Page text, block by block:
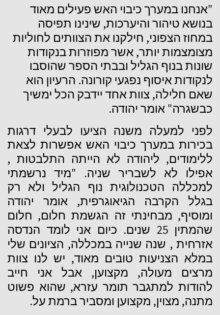
"אנחנו במערך כיבוי האש פעילים מאוד
בנושא טיהור והיערכות, שינינו תפיסה
במחוז הצפוני, חילקנו את הצוותים לחוליות
מצומצמות יותר, אשר מפוזרותבנקודות
שונותבנוף הגליל ובבתי הספר שהוסבו
לנקודות איסוף נפגעי קורונה. הרעיון הוא
שאם חלילה, צוות אחד יידבק הכל ימשיך
כבשגרה" אומר יהודה.
לפני למעלה משנה הציעו לבעלי
דרגות
בכירות במערך כיבוי האש אפשרות לצאת
ללימודים, ליהודה לא הייתה התלבטות ,
אפילו לא לשבריר שניה. "מיד
נרשמתי
למכללה
הטכנולוגית נוף הגליל ולא
רק
בגלל
הקרבה הגיאוגרפית, אומר
יהודה
ומוסיף, מבחינתי זה הגשמת חלום, חלום
שהמתין 25 שנים. כיום אני לומד הנדסה
אזרחית , שנה שנייה במכללה, הציונים שלי
במלא הצניעות טובים מאוד, יש לנו צוות
מרצים
מעולה, מקצוען, אבל אני
חייב
להודות למתגבר תומר עזרא, שהוא פשוט
מתנה, מצוין, מקצוען ומסבירברמת על.